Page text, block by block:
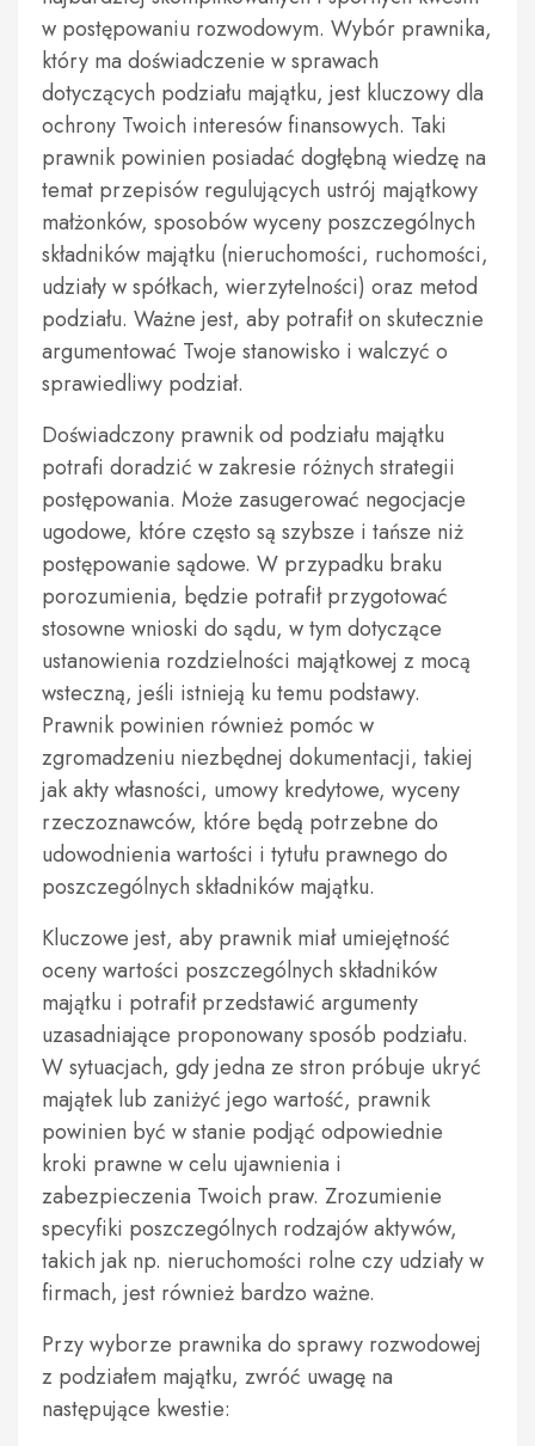
w postępowaniu rozwodowym. Wybór prawnika,
który ma doświadczenie w sprawach
dotyczących podziału majątku, jest kluczowy dla
ochrony Twoich interesów finansowych. Taki
prawnik powinien posiadać dogłębną wiedzę na
temat przepisów regulujących ustrój majątkowy
małżonków, sposobów wyceny poszczególnych
składników majątku (nieruchomości, ruchomości,
udziały w spółkach, wierzytelności) oraz metod
podziału. Ważne jest, aby potrafił on skutecznie
argumentować Twoje stanowisko i walczyć o
sprawiedliwy podział.
Doświadczony prawnik od podziału majątku
potrafi doradzić w zakresie różnych strategii
postępowania. Może zasugerować negocjacje
ugodowe, które często są szybsze i tańsze niż
postępowanie sądowe. W przypadku braku
porozumienia, będzie potrafił przygotować
stosowne wnioski do sądu, w tym dotyczące
ustanowienia rozdzielności majątkowej z mocą
wsteczną, jeśli istnieją ku temu podstawy.
Prawnik powinien również pomóc w
zgromadzeniu niezbędnej dokumentacji, takiej
jak akty własności, umowy kredytowe, wyceny
rzeczoznawców, które będą potrzebne do
udowodnienia wartości i tytułu prawnego do
poszczególnych składników majątku.
Kluczowe jest, aby prawnik miał umiejętność
oceny wartości poszczególnych składników
majątku i potrafił przedstawić argumenty
uzasadniające proponowany sposób podziału.
W sytuacjach, gdy jedna ze stron próbuje ukryć
majątek lub zaniżyć jego wartość, prawnik
powinien być w stanie podjąć odpowiednie
kroki prawne w celu ujawnienia i
zabezpieczenia Twoich praw. Zrozumienie
specyfiki poszczególnych rodzajów aktywów,
takich jak np. nieruchomości rolne czy udziały w
firmach, jest również bardzo ważne.
Przy wyborze prawnika do sprawy rozwodowej
z podziałem majątku, zwróć uwagę na
następujące kwestie: